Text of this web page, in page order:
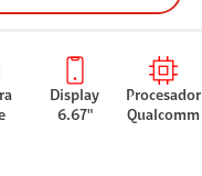
Display
6.67"
Procesador
Qualcomm